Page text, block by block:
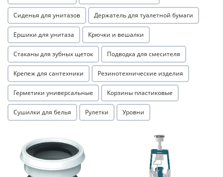
Сиденья для унитазов Держатель для туалетной бумаги
Ершики для унитаза Крючки и вешалки
Стаканы для зубных щеток Подводка для смесителя
Крепеж для сантехники Резинотехнические изделия
Герметики универсальные Корзины пластиковые
Сушилки для белья Рулетки Уровни
Акция